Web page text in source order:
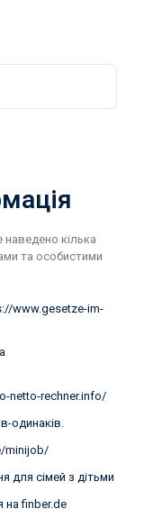
кілька
та особистими
www.gesetze-im-
netto-rechner.info/
одинаків.
minijob/
для сімей з дітьми
на finber.de